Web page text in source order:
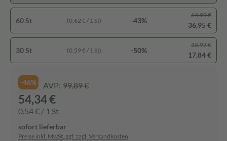
60 St (0,62 € / 1 St) -43%
64,99 €
36,95 €
30 St (0,59 € / 1 St) -50%
35,97 €
17,84 €
-46% AVP: 99,89 €
54,34 €
0,54 € / 1 St
sofort lieferbar
Preise inkl. MwSt. ggf. zzgl. Versandkosten